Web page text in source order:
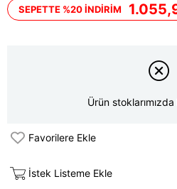
SEPETTE %20 İNDİRİM
Ürün stoklarımızda
Favorilere Ekle
İstek Listeme Ekle